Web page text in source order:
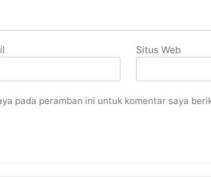
Situs Web
pada peramban ini untuk komentar saya